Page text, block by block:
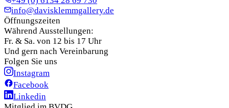
info@davisklemmgallery.de
Öffnungszeiten
Während Ausstellungen:
Fr. & Sa. von 12 bis 17 Uhr
Und gern nach Vereinbarung
Folgen Sie uns
Instagram
Facebook
Linkedin